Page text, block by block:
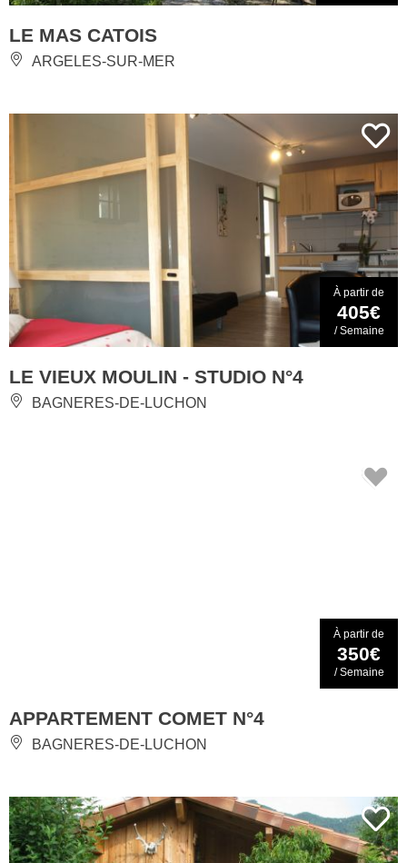
LE MAS CATOIS
ARGELES-SUR-MER
À partir de
405€
/ Semaine
LE VIEUX MOULIN - STUDIO N°4
BAGNERES-DE-LUCHON
À partir de
350€
/ Semaine
APPARTEMENT COMET N°4
BAGNERES-DE-LUCHON